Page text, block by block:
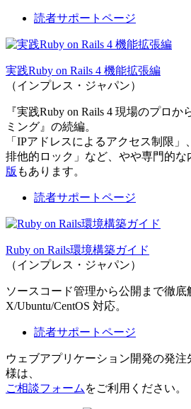
読者サポートページ
実践Ruby on Rails 4 機能拡張編
（インプレス・ジャパン）
『実践Ruby on Rails 4 現場のプロか
ミング』の続編。
「IPアドレスによるアクセス制限
排他的ロック」など、やや専門的な
版 もあります。
読者サポートページ
Ruby on Rails環境構築ガイド
（インプレス・ジャパン）
ソースコード管理から公開まで徹底
X/Ubuntu/CentOS 対応。
読者サポートページ
ウェブアプリケーション開発の発
様は、
ご相談フォーム をご利用ください。